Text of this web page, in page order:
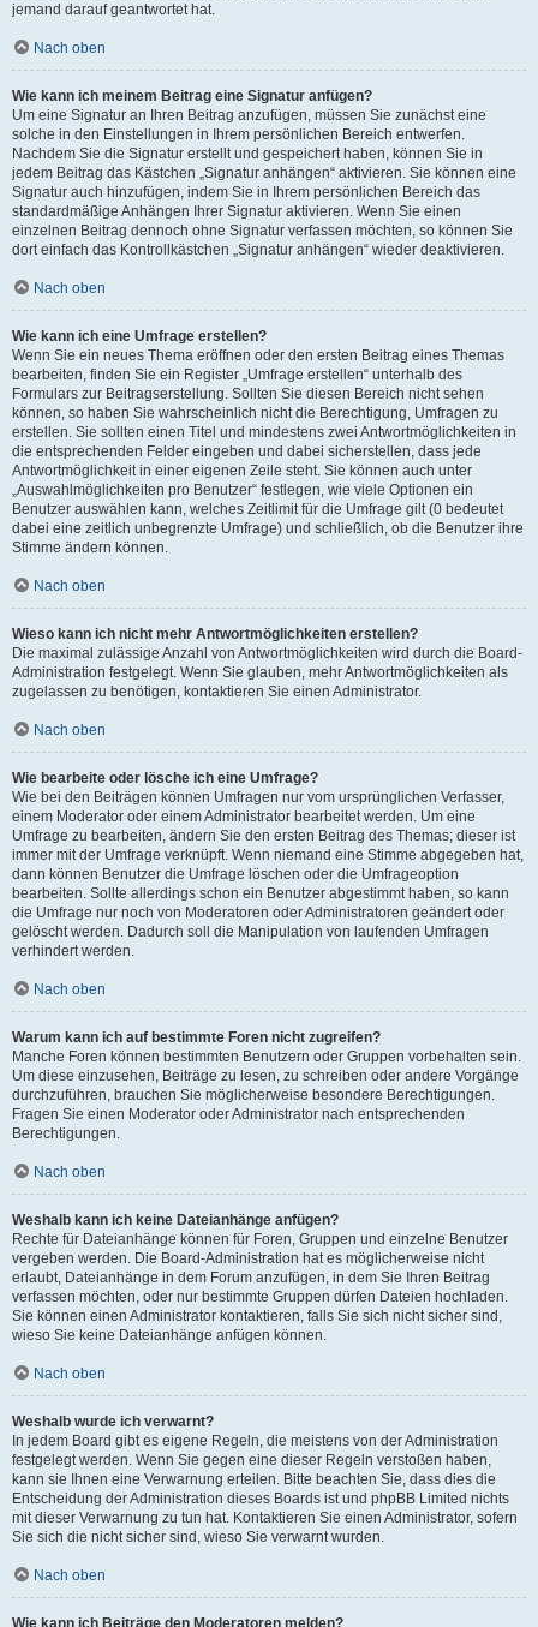
jemand darauf geantwortet hat.
Nach oben
Wie kann ich meinem Beitrag eine Signatur anfügen?
Um eine Signatur an Ihren Beitrag anzufügen, müssen Sie zunächst eine
solche in den Einstellungen in Ihrem persönlichen Bereich entwerfen.
Nachdem Sie die Signatur erstellt und gespeichert haben, können Sie in
jedem Beitrag das Kästchen „Signatur anhängen“ aktivieren. Sie können eine
Signatur auch hinzufügen, indem Sie in Ihrem persönlichen Bereich das
standardmäßige Anhängen Ihrer Signatur aktivieren. Wenn Sie einen
einzelnen Beitrag dennoch ohne Signatur verfassen möchten, so können Sie
dort einfach das Kontrollkästchen „Signatur anhängen“ wieder deaktivieren.
Nach oben
Wie kann ich eine Umfrage erstellen?
Wenn Sie ein neues Thema eröffnen oder den ersten Beitrag eines Themas
bearbeiten, finden Sie ein Register „Umfrage erstellen“ unterhalb des
Formulars zur Beitragserstellung. Sollten Sie diesen Bereich nicht sehen
können, so haben Sie wahrscheinlich nicht die Berechtigung, Umfragen zu
erstellen. Sie sollten einen Titel und mindestens zwei Antwortmöglichkeiten in
die entsprechenden Felder eingeben und dabei sicherstellen, dass jede
Antwortmöglichkeit in einer eigenen Zeile steht. Sie können auch unter
„Auswahlmöglichkeiten pro Benutzer“ festlegen, wie viele Optionen ein
Benutzer auswählen kann, welches Zeitlimit für die Umfrage gilt (0 bedeutet
dabei eine zeitlich unbegrenzte Umfrage) und schließlich, ob die Benutzer ihre
Stimme ändern können.
Nach oben
Wieso kann ich nicht mehr Antwortmöglichkeiten erstellen?
Die maximal zulässige Anzahl von Antwortmöglichkeiten wird durch die Board-
Administration festgelegt. Wenn Sie glauben, mehr Antwortmöglichkeiten als
zugelassen zu benötigen, kontaktieren Sie einen Administrator.
Nach oben
Wie bearbeite oder lösche ich eine Umfrage?
Wie bei den Beiträgen können Umfragen nur vom ursprünglichen Verfasser,
einem Moderator oder einem Administrator bearbeitet werden. Um eine
Umfrage zu bearbeiten, ändern Sie den ersten Beitrag des Themas; dieser ist
immer mit der Umfrage verknüpft. Wenn niemand eine Stimme abgegeben hat,
dann können Benutzer die Umfrage löschen oder die Umfrageoption
bearbeiten. Sollte allerdings schon ein Benutzer abgestimmt haben, so kann
die Umfrage nur noch von Moderatoren oder Administratoren geändert oder
gelöscht werden. Dadurch soll die Manipulation von laufenden Umfragen
verhindert werden.
Nach oben
Warum kann ich auf bestimmte Foren nicht zugreifen?
Manche Foren können bestimmten Benutzern oder Gruppen vorbehalten sein.
Um diese einzusehen, Beiträge zu lesen, zu schreiben oder andere Vorgänge
durchzuführen, brauchen Sie möglicherweise besondere Berechtigungen.
Fragen Sie einen Moderator oder Administrator nach entsprechenden
Berechtigungen.
Nach oben
Weshalb kann ich keine Dateianhänge anfügen?
Rechte für Dateianhänge können für Foren, Gruppen und einzelne Benutzer
vergeben werden. Die Board-Administration hat es möglicherweise nicht
erlaubt, Dateianhänge in dem Forum anzufügen, in dem Sie Ihren Beitrag
verfassen möchten, oder nur bestimmte Gruppen dürfen Dateien hochladen.
Sie können einen Administrator kontaktieren, falls Sie sich nicht sicher sind,
wieso Sie keine Dateianhänge anfügen können.
Nach oben
Weshalb wurde ich verwarnt?
In jedem Board gibt es eigene Regeln, die meistens von der Administration
festgelegt werden. Wenn Sie gegen eine dieser Regeln verstoßen haben,
kann sie Ihnen eine Verwarnung erteilen. Bitte beachten Sie, dass dies die
Entscheidung der Administration dieses Boards ist und phpBB Limited nichts
mit dieser Verwarnung zu tun hat. Kontaktieren Sie einen Administrator, sofern
Sie sich die nicht sicher sind, wieso Sie verwarnt wurden.
Nach oben
Wie kann ich Beiträge den Moderatoren melden?